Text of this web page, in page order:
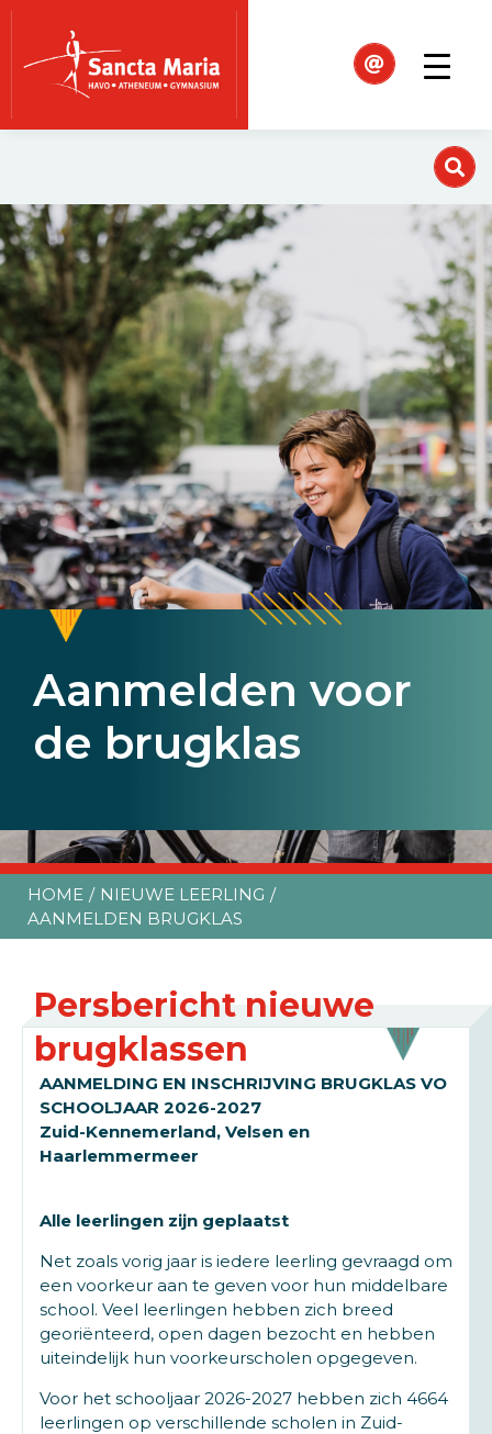
Aanmelden voor
de brugklas
Aanmelden voor
de brugklas
Aanmelden voor
de brugklas
HOME
NIEUWE LEERLING
AANMELDEN BRUGKLAS
Persbericht nieuwe
brugklassen
AANMELDING EN INSCHRIJVING BRUGKLAS VO
SCHOOLJAAR 2026-2027
Zuid-Kennemerland, Velsen en
Haarlemmermeer
Alle leerlingen zijn geplaatst
Net zoals vorig jaar is iedere leerling gevraagd om
een voorkeur aan te geven voor hun middelbare
school. Veel leerlingen hebben zich breed
georiënteerd, open dagen bezocht en hebben
uiteindelijk hun voorkeurscholen opgegeven.
Voor het schooljaar 2026-2027 hebben zich 4664
leerlingen op verschillende scholen in Zuid-